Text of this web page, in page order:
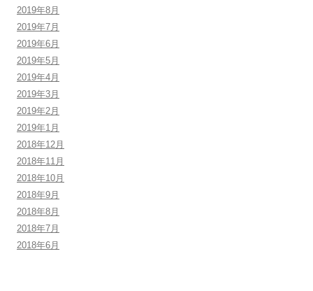
2019年8月
2019年7月
2019年6月
2019年5月
2019年4月
2019年3月
2019年2月
2019年1月
2018年12月
2018年11月
2018年10月
2018年9月
2018年8月
2018年7月
2018年6月